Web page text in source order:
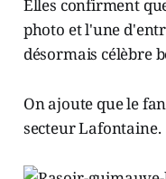
Elles confirment
photo et l'une
désormais célèbre
On ajoute que le
secteur Lafontaine.